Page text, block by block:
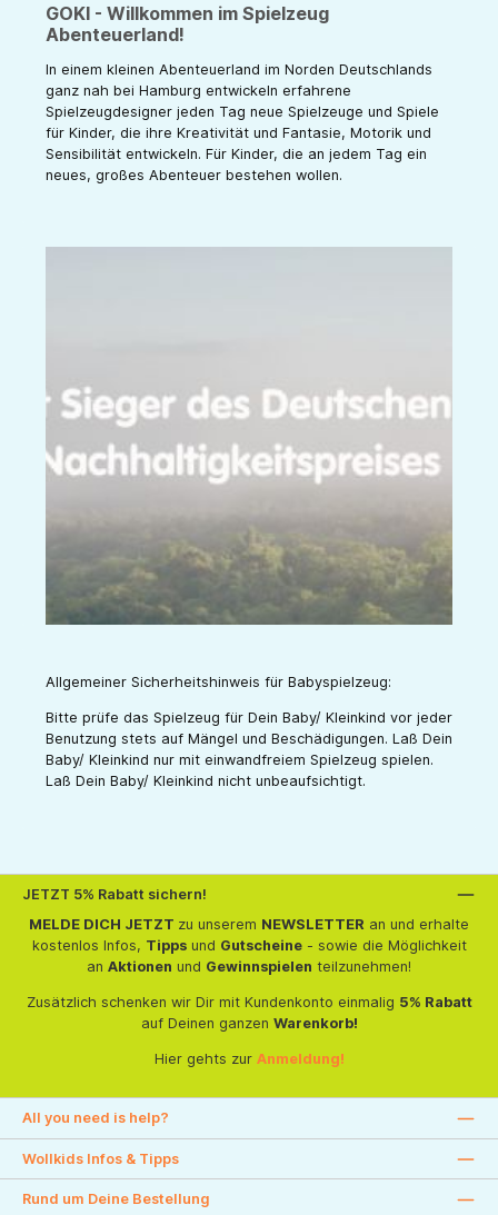
GOKI - Willkommen im Spielzeug
Abenteuerland!
In einem kleinen Abenteuerland im Norden Deutschlands
ganz nah bei Hamburg entwickeln erfahrene
Spielzeugdesigner jeden Tag neue Spielzeuge und Spiele
für Kinder, die ihre Kreativität und Fantasie, Motorik und
Sensibilität entwickeln. Für Kinder, die an jedem Tag ein
neues, großes Abenteuer bestehen wollen.
Allgemeiner Sicherheitshinweis für Babyspielzeug:
Bitte prüfe das Spielzeug für Dein Baby/ Kleinkind vor jeder
Benutzung stets auf Mängel und Beschädigungen. Laß Dein
Baby/ Kleinkind nur mit einwandfreiem Spielzeug spielen.
Laß Dein Baby/ Kleinkind nicht unbeaufsichtigt.
JETZT 5% Rabatt sichern!
MELDE DICH JETZT zu unserem NEWSLETTER an und erhalte
kostenlos Infos, Tippsund Gutscheine- sowie die Möglichkeit
an Aktionen und Gewinnspielen teilzunehmen!
Zusätzlich schenken wir Dir mit Kundenkonto einmalig 5% Rabatt
auf Deinen ganzen Warenkorb!
Hier gehts zur Anmeldung!
All you need is help?
Wollkids Infos & Tipps
Rund um Deine Bestellung